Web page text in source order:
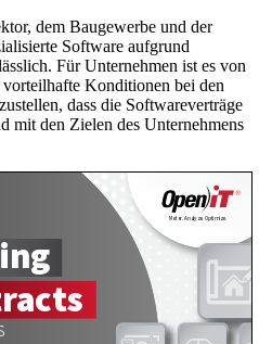
dem Baugewerbe und der
Software aufgrund
Für Unternehmen ist es von
Konditionen bei den
dass die Softwareverträge
mit den Zielen des Unternehmens